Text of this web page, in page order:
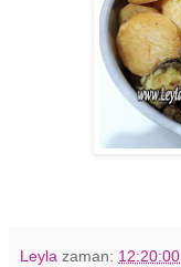
Leyla zaman: 12:20:00